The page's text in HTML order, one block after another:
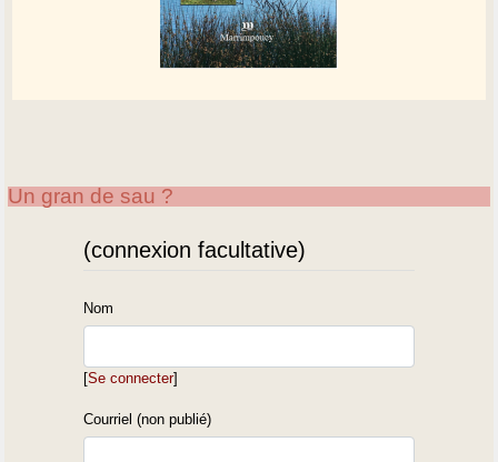
Un gran de sau ?
(connexion facultative)
Nom
[Se connecter]
Courriel (non publié)